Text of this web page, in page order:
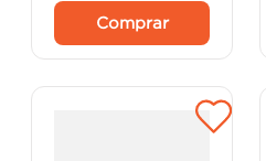
Comprar